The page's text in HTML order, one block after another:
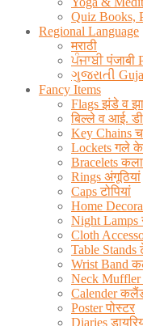
Quiz Books,
Regional Language
मराठी
ਪੰਜਾਬੀ पंजाबी
ગુજરાતી
Fancy Items
Flags झंडे व
बिल्ले व आई.
Key Chains
Lockets गले
Bracelets
Rings अंगूठियां
Caps टोपियां
Home
Night Lamps
Cloth
Table
Wrist Band
Neck
Calender
Poster पोस्टर
Diaries